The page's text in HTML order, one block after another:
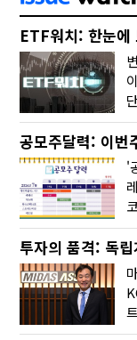
ETF워치: 한눈에
공모주달력: 이번
'
투자의 품격: 독